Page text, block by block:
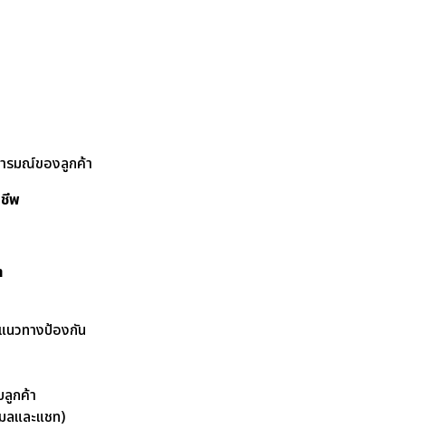
รมณ์ของลูกค้า
พ
นวทางป้องกัน
ลูกค้า
ลและแชท)